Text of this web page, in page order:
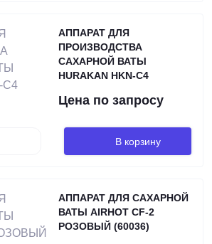
АППАРАТ ДЛЯ
ПРОИЗВОДСТВА
САХАРНОЙ ВАТЫ
HURAKAN HKN-C4
Цена по запросу
В корзину
АППАРАТ ДЛЯ САХАРНОЙ
ВАТЫ AIRHOT CF-2
РОЗОВЫЙ (60036)